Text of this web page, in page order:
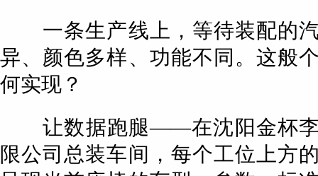
一条生产线上，等待装配的汽
异、颜色多样、功能不同。这般
何实现？
让数据跑腿——在沈阳金杯李
限公司总装车间，每个工位上方